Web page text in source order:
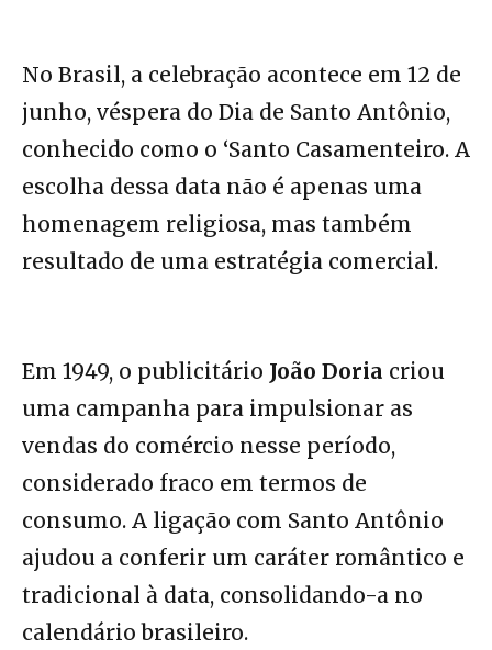
No Brasil, a celebração acontece em 12 de
junho, véspera do Dia de Santo Antônio,
conhecido como o ‘Santo Casamenteiro. A
escolha dessa data não é apenas uma
homenagem religiosa, mas também
resultado de uma estratégia comercial.
Em 1949, o publicitário João Doria criou
uma campanha para impulsionar as
vendas do comércio nesse período,
considerado fraco em termos de
consumo. A ligação com Santo Antônio
ajudou a conferir um caráter romântico e
tradicional à data, consolidando-a no
calendário brasileiro.